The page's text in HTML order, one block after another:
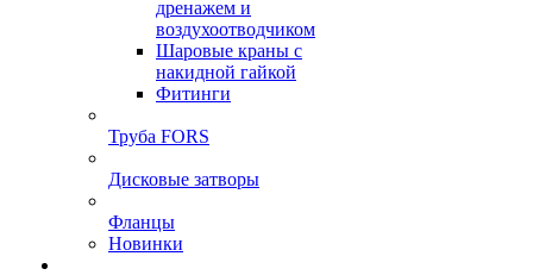
дренажем и
воздухоотводчиком
Шаровые краны с
накидной гайкой
Фитинги
Труба FORS
Дисковые затворы
Фланцы
Новинки